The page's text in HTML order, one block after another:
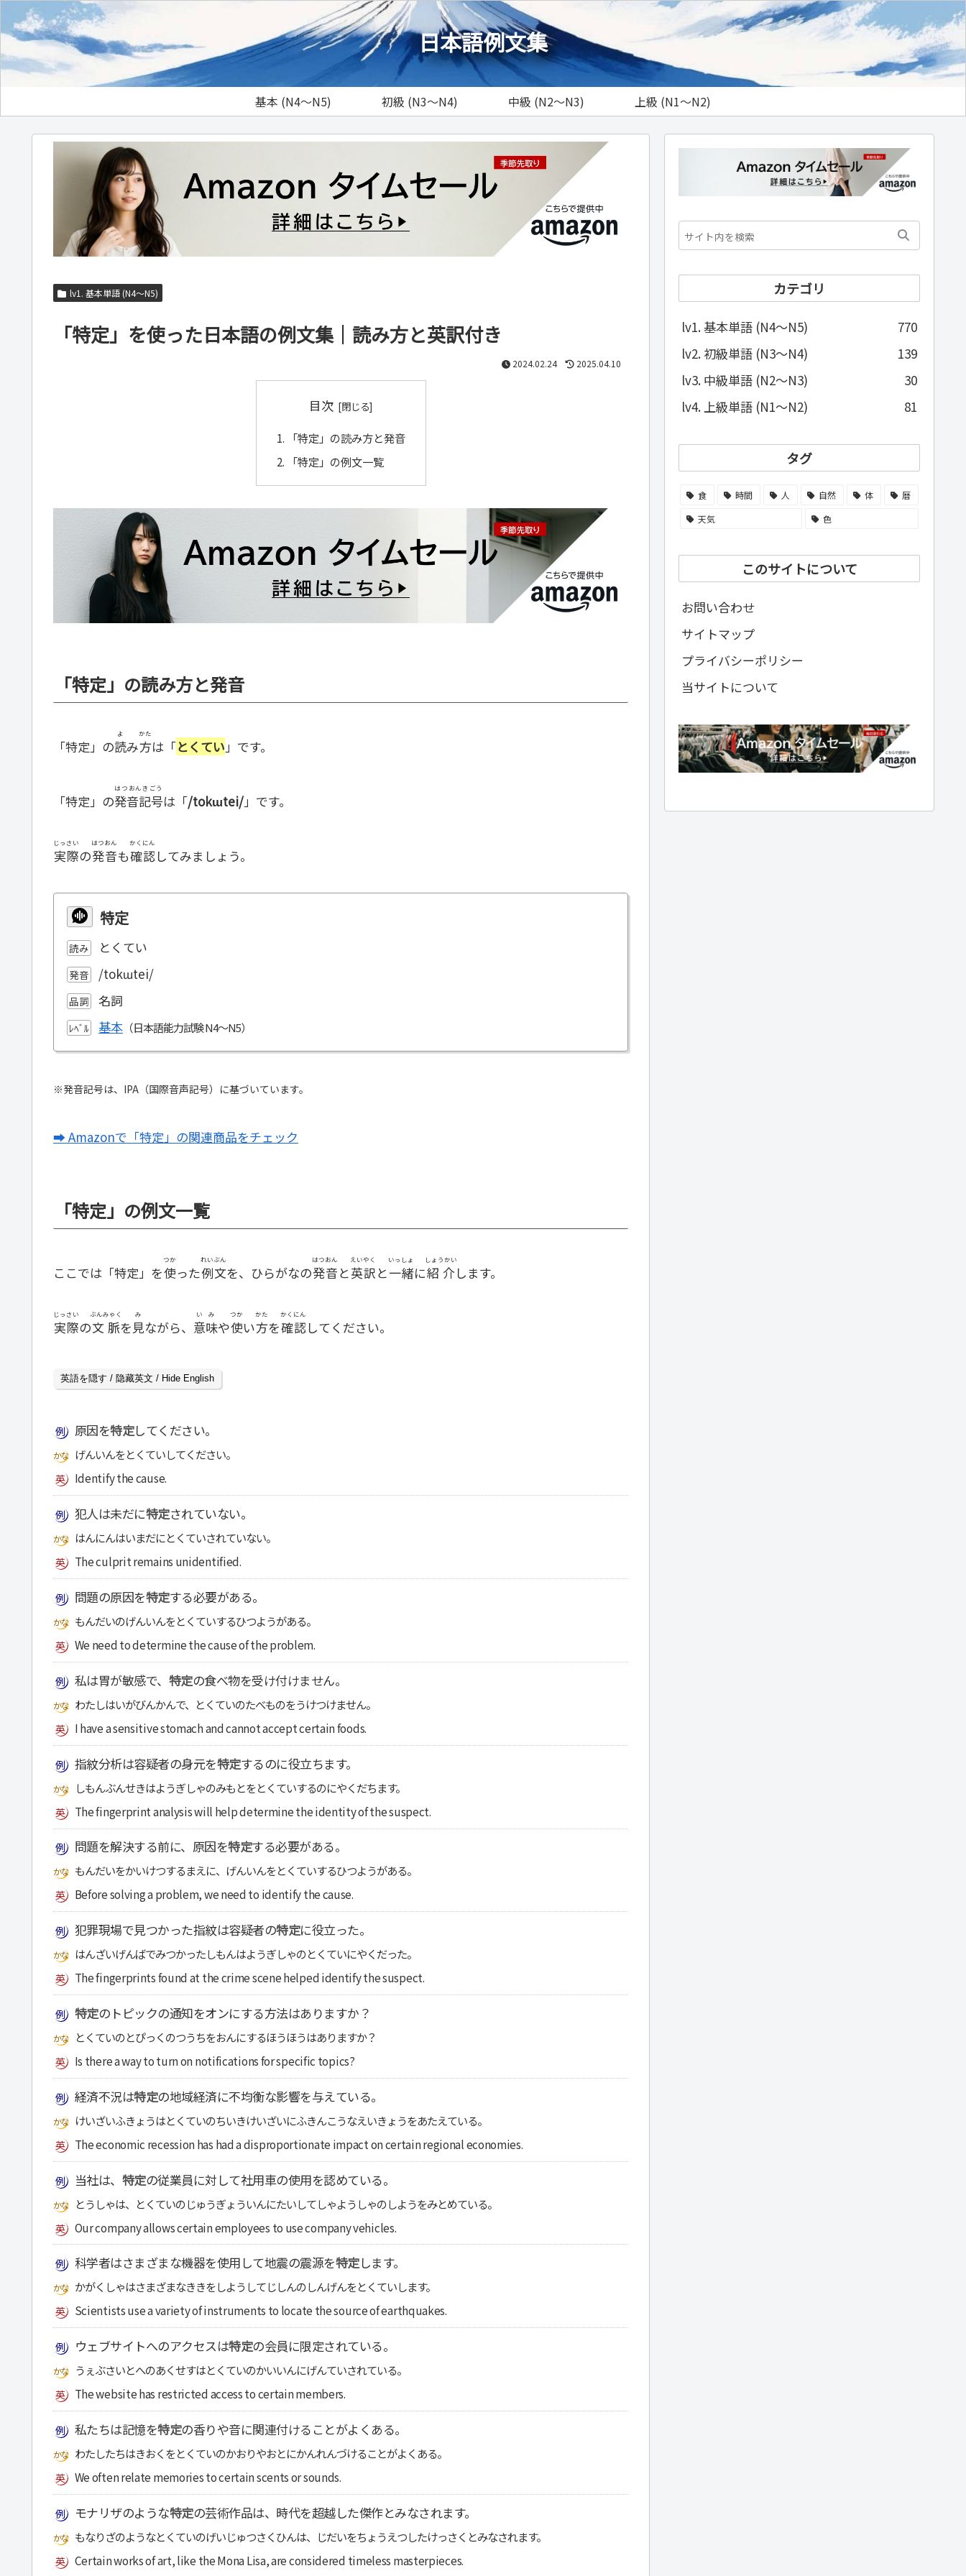
日本語例文集
基本 (N4～N5) 初級 (N3～N4) 中級 (N2～N3) 上級 (N1～N2)
lv1. 基本単語 (N4～N5)
「特定」を使った日本語の例文集｜読み方と英訳付き
2024.02.24 2025.04.10
目次
「特定」の読み方と発音
「特定」の例文一覧
「特定」の読み方と発音
「特定」の読
よ
み方
かた
は「とくてい 」です。
「特定」の発音記号
はつおんきごう
は「/tokɯtei/」です。
実際
じっさい
の発音
はつおん
も確認
かくにん
してみましょう。
特定
読み とくてい
発音 /tokɯtei/
品詞 名詞
ﾚﾍﾞﾙ 基本
※発音記号は、IPA（国際音声記号）に基づいています。
➡ Amazonで「特定」の関連商品をチェック
「特定」の例文一覧
ここでは「特定」を使
つか
った例文
れいぶん
を、ひらがなの発音
はつおん
と英訳
えいやく
と一緒
いっしょ
に紹介
しょうかい
します。
実際
じっさい
の文脈
ぶんみゃく
を 見
み
ながら、 意味
いみ
や使
つか
い方
かた
を確認
かくにん
してください。
英語を隠す / 隐藏英文 / Hide English
原因を特定してください。
げんいんをとくていしてください。
Identify the cause.
犯人は未だに特定されていない。
はんにんはいまだにとくていされていない。
The culprit remains unidentified.
問題の原因を特定する必要がある。
もんだいのげんいんをとくていするひつようがある。
We need to determine the cause of the problem.
私は胃が敏感で、 特定の食べ物を受け付けません。
わたしはいがびんかんで、とくていのたべものをうけつけません。
I have a sensitive stomach and cannot accept certain foods.
指紋分析は容疑者の身元を特定するのに役立ちます。
しもんぶんせきはようぎしゃのみもとをとくていするのにやくだちます。
The fingerprint analysis will help determine the identity of the suspect.
問題を解決する前に、原因を特定する必要がある。
もんだいをかいけつするまえに、げんいんをとくていするひつようがある。
Before solving a problem, we need to identify the cause.
犯罪現場で見つかった指紋は容疑者の特定に役立った。
はんざいげんばでみつかったしもんはようぎしゃのとくていにやくだった。
The fingerprints found at the crime scene helped identify the suspect.
特定のトピックの通知をオンにする方法はありますか？
とくていのとぴっくのつうちをおんにするほうほうはありますか？
Is there a way to turn on notifications for specific topics?
経済不況は特定の地域経済に不均衡な影響を与えている。
けいざいふきょうはとくていのちいきけいざいにふきんこうなえいきょうをあたえている。
The economic recession has had a disproportionate impact on certain regional economies.
当社は、 特定の従業員に対して社用車の使用を認めている。
とうしゃは、とくていのじゅうぎょういんにたいしてしゃようしゃのしようをみとめている。
Our company allows certain employees to use company vehicles.
科学者はさまざまな機器を使用して地震の震源を特定します。
かがくしゃはさまざまなききをしようしてじしんのしんげんをとくていします。
Scientists use a variety of instruments to locate the source of earthquakes.
ウェブサイトへのアクセスは特定の会員に限定されている。
うぇぶさいとへのあくせすはとくていのかいいんにげんていされている。
The website has restricted access to certain members.
私たちは記憶を特定の香りや音に関連付けることがよくある。
わたしたちはきおくをとくていのかおりやおとにかんれんづけることがよくある。
We often relate memories to certain scents or sounds.
モナリザのような特定の芸術作品は、時代を超越した傑作とみなされます。
もなりざのようなとくていのげいじゅつさくひんは、じだいをちょうえつしたけっさくとみなされます。
Certain works of art, like the Mona Lisa, are considered timeless masterpieces.
カテゴリ
lv1. 基本単語 (N4～N5)
770
lv2. 初級単語 (N3～N4)
139
lv3. 中級単語 (N2～N3)
30
lv4. 上級単語 (N1～N2)
81
タグ
食 時間 人 自然 体
暦
天気
色
このサイトについて
お問い合わせ
サイトマップ
プライバシーポリシー
当サイトについて